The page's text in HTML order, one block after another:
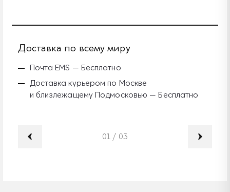
Доставка по всему миру
Почта EMS — Бесплатно
Доставка курьером по Москве
и близлежащему Подмосковью — Бесплатно
01 / 03